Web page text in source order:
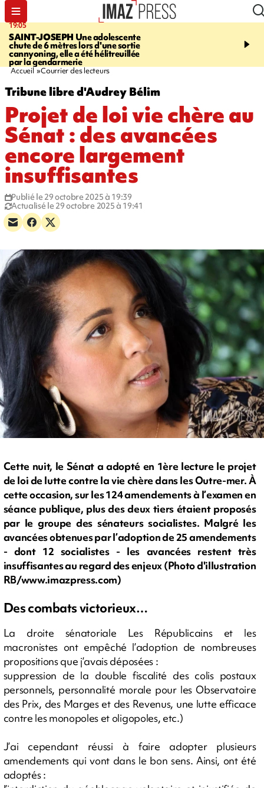
19:05
SAINT-JOSEPH Une adolescente
chute de 6 mètres lors d'une sortie
cannyoning, elle a été hélitreuillée
par la gendarmerie
20:44
rouée de coups,
Accueil Courrier des lecteurs
Tribune libre d'Audrey Bélim
Projet de loi vie chère au
Sénat : des avancées
encore largement
insuffisantes
Publié le 29 octobre 2025 à 19:39
Actualisé le 29 octobre 2025 à 19:41
Cette nuit, le Sénat a adopté en 1ère lecture le projet
de loi de lutte contre la vie chère dans les Outre-mer. À
cette occasion, sur les 124 amendements à l’examen en
séance publique, plus des deux tiers étaient proposés
par le groupe des sénateurs socialistes. Malgré les
avancées obtenues par l’adoption de 25 amendements
- dont 12 socialistes - les avancées restent très
insuffisantes au regard des enjeux (Photo d'illustration
RB/www.imazpress.com)
Des combats victorieux…
La droite sénatoriale Les Républicains et les
macronistes ont empêché l’adoption de nombreuses
propositions que j’avais déposées :
suppression de la double fiscalité des colis postaux
personnels, personnalité morale pour les Observatoire
des Prix, des Marges et des Revenus, une lutte efficace
contre les monopoles et oligopoles, etc.)
J’ai cependant réussi à faire adopter plusieurs
amendements qui vont dans le bon sens. Ainsi, ont été
adoptés :